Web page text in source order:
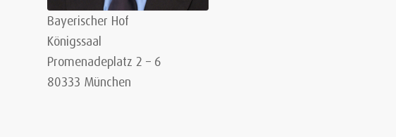
Bayerischer Hof
Königssaal
Promenadeplatz 2 – 6
80333 München